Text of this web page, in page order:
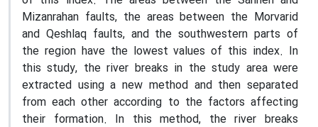
Mizanrahan faults, the areas between the Morvarid
and Qeshlaq faults, and the southwestern parts of
the region have the lowest values ​​of this index. In
this study, the river breaks in the study area were
extracted using a new method and then separated
from each other according to the factors affecting
their formation. In this method, the river breaks